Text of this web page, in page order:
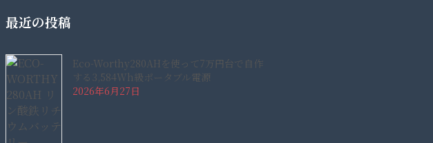
最近の投稿
Eco-Worthy280AHを使って7万円台で自作
する3,584Wh級ポータブル電源
2026年6月27日